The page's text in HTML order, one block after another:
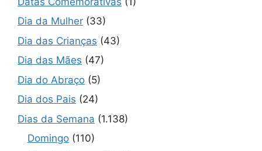
Dia da Mulher (33)
Dia das Crianças (43)
Dia das Mães (47)
Dia do Abraço (5)
Dia dos Pais (24)
Dias da Semana (1.138)
Domingo (110)